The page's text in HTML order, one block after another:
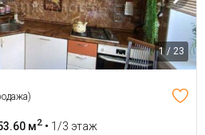
1 / 23
м2 • 1/3 этаж